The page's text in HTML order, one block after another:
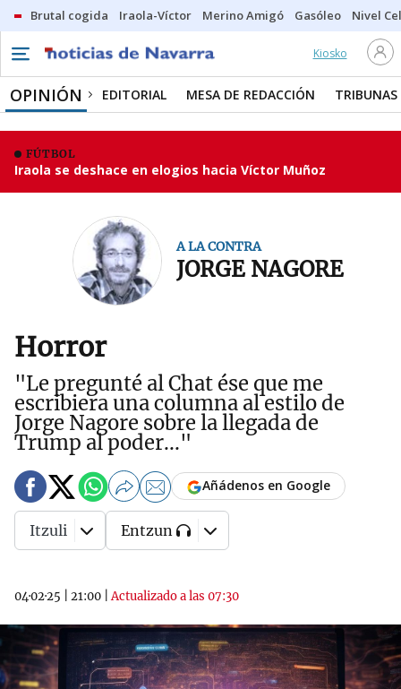
Brutal cogida Iraola-Víctor Merino Amigó Gasóleo Nivel
Kiosko
OPINIÓN EDITORIAL MESA DE REDACCIÓN TRIBUNAS
FÚTBOL
Iraola se deshace en elogios hacia Víctor Muñoz
A LA CONTRA
JORGE NAGORE
Horror
"Le pregunté al Chat ése que me
escribiera una columna al estilo de
Jorge Nagore sobre la llegada de
Trump al poder..."
04·02·25 21:00 |Actualizado a las 07:30
Añádenos en Google
Itzuli Entzun